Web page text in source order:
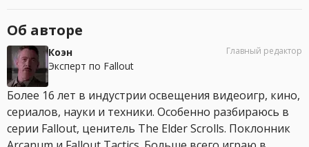
Об авторе
Коэн
Эксперт по Fallout
Главный редактор
Более 16 лет в индустрии освещения видеоигр, кино,
сериалов, науки и техники. Особенно разбираюсь в
серии Fallout, ценитель The Elder Scrolls. Поклонник